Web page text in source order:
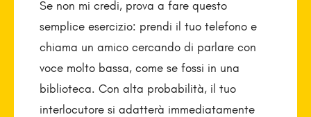
Se non mi credi, prova a fare questo
semplice esercizio: prendi il tuo telefono e
chiama un amico cercando di parlare con
voce molto bassa, come se fossi in una
biblioteca. Con alta probabilità, il tuo
interlocutore si adatterà immediatamente